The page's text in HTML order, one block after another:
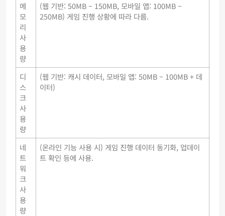
메
모
리
사
용
량
(웹 기반: 50MB – 150MB, 모바일 앱: 100MB –
250MB) 게임 진행 상황에 따라 다름.
디
스
크
사
용
량
(웹 기반: 캐시 데이터, 모바일 앱: 50MB – 100MB + 데
이터)
네
트
워
크
사
용
량
(온라인 기능 사용 시) 게임 진행 데이터 동기화, 업데이
트 확인 등에 사용.